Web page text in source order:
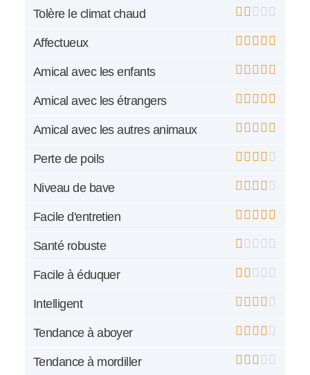
Tolère le climat chaud
Affectueux
Amical avec les enfants
Amical avec les étrangers
Amical avec les autres animaux
Perte de poils
Niveau de bave
Facile d'entretien
Santé robuste
Facile à éduquer
Intelligent
Tendance à aboyer
Tendance à mordiller